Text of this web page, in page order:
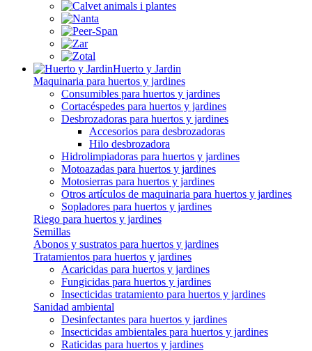
Huerto y Jardin
Maquinaria para huertos y jardines
Consumibles para huertos y jardines
Cortacéspedes para huertos y jardines
Desbrozadoras para huertos y jardines
Accesorios para desbrozadoras
Hilo desbrozadora
Hidrolimpiadoras para huertos y jardines
Motoazadas para huertos y jardines
Motosierras para huertos y jardines
Otros artículos de maquinaria para huertos y jardines
Sopladores para huertos y jardines
Riego para huertos y jardines
Semillas
Abonos y sustratos para huertos y jardines
Tratamientos para huertos y jardines
Acaricidas para huertos y jardines
Fungicidas para huertos y jardines
Insecticidas tratamiento para huertos y jardines
Sanidad ambiental
Desinfectantes para huertos y jardines
Insecticidas ambientales para huertos y jardines
Raticidas para huertos y jardines